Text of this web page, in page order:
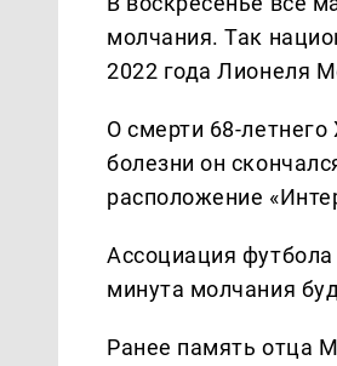
молчания. Так
2022 года Лионеля
О смерти 68-
болезни он
расположение
Ассоциация
минута молчания
Ранее память отца